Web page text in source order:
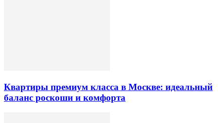
Квартиры премиум класса в Москве: идеальный
баланс роскоши и комфорта